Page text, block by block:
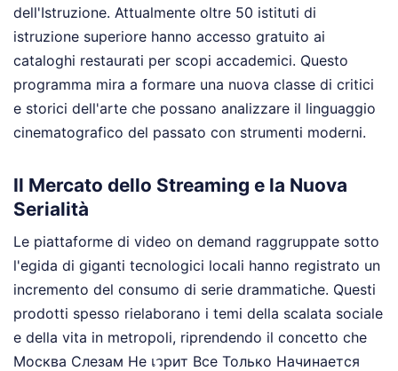
dell'Istruzione. Attualmente oltre 50 istituti di
istruzione superiore hanno accesso gratuito ai
cataloghi restaurati per scopi accademici. Questo
programma mira a formare una nuova classe di critici
e storici dell'arte che possano analizzare il linguaggio
cinematografico del passato con strumenti moderni.
Il Mercato dello Streaming e la Nuova
Serialità
Le piattaforme di video on demand raggruppate sotto
l'egida di giganti tecnologici locali hanno registrato un
incremento del consumo di serie drammatiche. Questi
prodotti spesso rielaborano i temi della scalata sociale
e della vita in metropoli, riprendendo il concetto che
Москва Слезам Не เวрит Все Только Начинается